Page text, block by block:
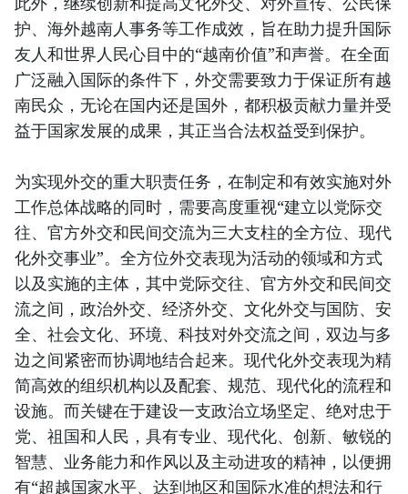
护、海外越南人事务等工作成效，旨在助力提升国际
友人和世界人民心目中的“越南价值”和声誉。在全面
广泛融入国际的条件下，外交需要致力于保证所有越
南民众，无论在国内还是国外，都积极贡献力量并受
益于国家发展的成果，其正当合法权益受到保护。
为实现外交的重大职责任务，在制定和有效实施对外
工作总体战略的同时，需要高度重视“建立以党际交
往、官方外交和民间交流为三大支柱的全方位、现代
化外交事业”。全方位外交表现为活动的领域和方式
以及实施的主体，其中党际交往、官方外交和民间交
流之间，政治外交、经济外交、文化外交与国防、安
全、社会文化、环境、科技对外交流之间，双边与多
边之间紧密而协调地结合起来。现代化外交表现为精
简高效的组织机构以及配套、规范、现代化的流程和
设施。而关键在于建设一支政治立场坚定、绝对忠于
党、祖国和人民，具有专业、现代化、创新、敏锐的
智慧、业务能力和作风以及主动进攻的精神，以便拥
有“超越国家水平、达到地区和国际水准的想法和行